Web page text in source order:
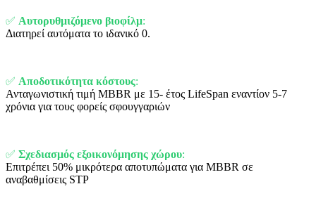
✅ Αυτορυθμιζόμενο βιοφίλμ:
Διατηρεί αυτόματα το ιδανικό 0.
✅ Αποδοτικότητα κόστους:
Ανταγωνιστική τιμή MBBR με 15- έτος LifeSpan εναντίον 5-7
χρόνια για τους φορείς σφουγγαριών
✅ Σχεδιασμός εξοικονόμησης χώρου:
Επιτρέπει 50% μικρότερα αποτυπώματα για MBBR σε
αναβαθμίσεις STP